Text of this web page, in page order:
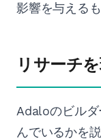
影響を与える
リサーチ
Adaloのビル
んでいるかを